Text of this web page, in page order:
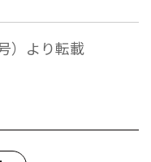
）より転載